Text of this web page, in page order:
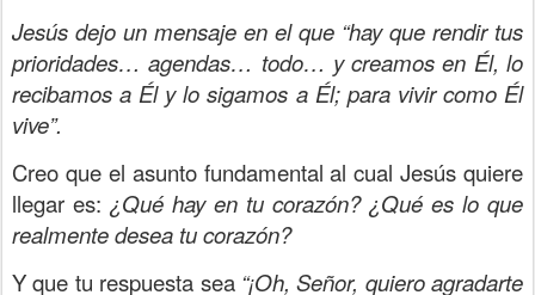
Jesús dejo un mensaje en el que “hay que rendir tus
prioridades… agendas… todo… y creamos en Él, lo
recibamos a Él y lo sigamos a Él; para vivir como Él
vive”.
Creo que el asunto fundamental al cual Jesús quiere
llegar es: ¿Qué hay en tu corazón? ¿Qué es lo que
realmente desea tu corazón?
Y que tu respuesta sea “¡Oh, Señor, quiero agradarte